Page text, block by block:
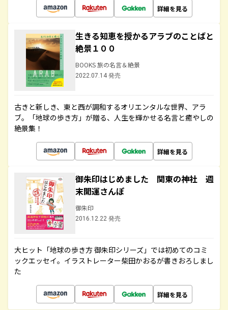
詳細を見る
生きる知恵を授かるアラブのことばと
絶景１００
BOOKS 旅の名言＆絶景
2022.07.14 発売
古きと新しき、東と西が調和するオリエンタルな世界、アラ
ブ。「地球の歩き方」が贈る、人生を輝かせる名言と癒やしの
絶景集！
詳細を見る
御朱印はじめました 関東の神社 週
末開運さんぽ
御朱印
2016.12.22 発売
大ヒット「地球の歩き方 御朱印シリーズ」では初めてのコミ
ックエッセイ。イラストレーター柴田かおるが書きおろしまし
た
詳細を見る